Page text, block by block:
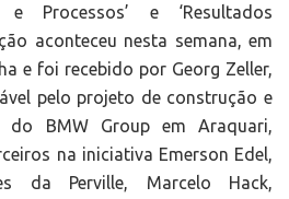
e Processos’ e ‘Resultados
aconteceu nesta semana, em
e foi recebido por Georg Zeller,
pelo projeto de construção e
do BMW Group em Araquari,
na iniciativa Emerson Edel,
da Perville, Marcelo Hack,